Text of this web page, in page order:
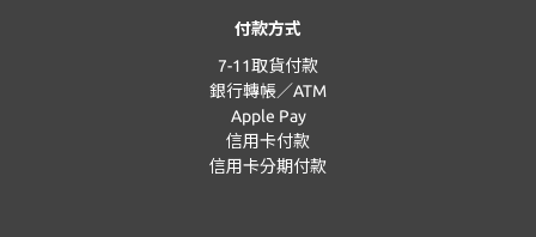
付款方式
7-11取貨付款
銀行轉帳／ATM
Apple Pay
信用卡付款
信用卡分期付款